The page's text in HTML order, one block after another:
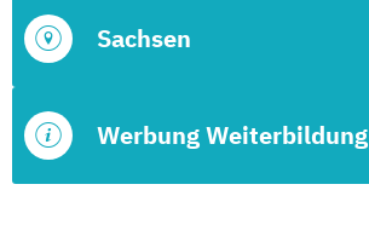
Werbung Weiterbildung
Sachsen